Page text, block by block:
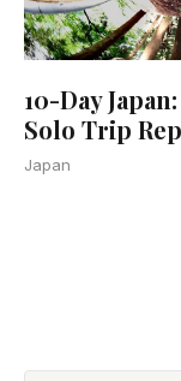
10-Day
Solo Trip
Japan